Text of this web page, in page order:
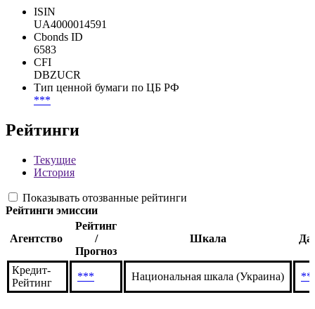
ISIN
UA4000014591
Cbonds ID
6583
CFI
DBZUCR
Тип ценной бумаги по ЦБ РФ
***
Рейтинги
Текущие
История
Показывать отозванные рейтинги
Рейтинги эмиссии
Агентство
Рейтинг
/
Прогноз
Шкала
Кредит-
Рейтинг
*** Национальная шкала (Украина)